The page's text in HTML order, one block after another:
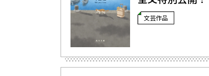
文芸作品